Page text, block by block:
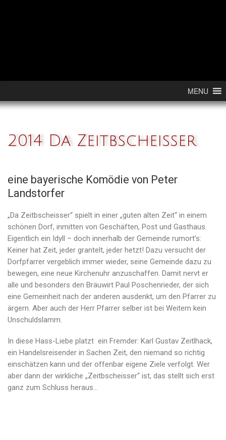
MENU
2014 Da Zeitbscheißer
eine bayerische Komödie von Peter
Landstorfer
„Da Zeitbscheisser“ spielt in einer „guten alten Zeit“ in einem
schönen Dorf, inmitten von Geschäften, Post und Gasthaus.
Eigentlich ein Idyll – doch innerhalb der Gemeinde rumort’s:
Keiner hat Zeit, jeder grantelt, jeder hetzt! Dazu versucht der
Dorfpfarrer vergeblich immer wieder, seine Gemeinde dazu zu
bewegen, eine neue Kirchenuhr anzuschaffen. Damit nervt er
alle und besonders den Bräuwirt Paul Poschenrieder, der sich
eine Gemeinheit nach der anderen ausdenkt, um den Pfarrer zu
ärgern. Aber auch der Herr Pfarrer selber ist bei Weitem kein
Unschuldslamm.
In diese Hass-Liebe platzt ein Fremder: Karl Gustav Zeitlhack,
ein Handelsreisender in Sachen Zeit, den niemand so richtig
einschätzen kann und der offenbar eigene Ziele verfolgt. Wer
aber dann der wirkliche „Zeitbscheisser“ ist, das stellt sich erst
ganz zum Schluss heraus…